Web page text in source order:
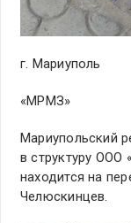
г. Мариуполь
«МРМЗ»
Мариупольский
в структуру
находится на
Челюскинцев.